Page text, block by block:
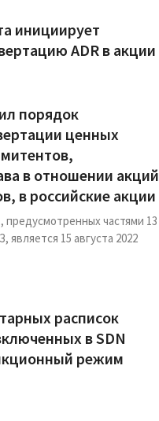
инициирует
ADR в акции
порядок
ценных
в отношении акций
в российские акции
предусмотренных частями 13
является 15 августа 2022
расписок
в SDN
режим